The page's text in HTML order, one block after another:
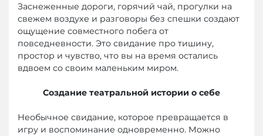
Заснеженные дороги, горячий чай, прогулки на
свежем воздухе и разговоры без спешки создают
ощущение совместного побега от
повседневности. Это свидание про тишину,
простор и чувство, что вы на время остались
вдвоем со своим маленьким миром.
Создание театральной истории о себе
Необычное свидание, которое превращается в
игру и воспоминание одновременно. Можно